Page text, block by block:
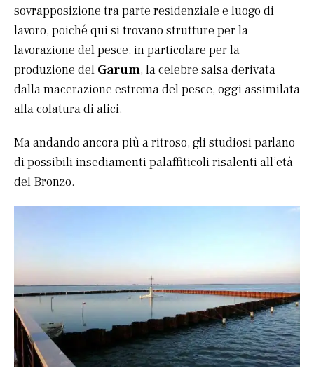
sovrapposizione tra parte residenziale e luogo di
lavoro, poiché qui si trovano strutture per la
lavorazione del pesce, in particolare per la
produzione del Garum, la celebre salsa derivata
dalla macerazione estrema del pesce, oggi assimilata
alla colatura di alici.
Ma andando ancora più a ritroso, gli studiosi parlano
di possibili insediamenti palaffiticoli risalenti all’età
del Bronzo.